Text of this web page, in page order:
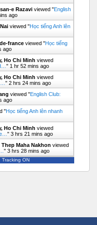
e Razavi viewed "English
ago
viewed "Học tiếng Anh lên
france viewed "Học tiếng
ago
Ho Chi Minh viewed
" 1 hr 52 mins ago
Ho Chi Minh viewed
" 2 hrs 24 mins ago
viewed "English Club:
ago
"Học tiếng Anh lên nhanh
Ho Chi Minh viewed
" 3 hrs 21 mins ago
Maha Nakhon viewed
" 3 hrs 28 mins ago
Tracking ON